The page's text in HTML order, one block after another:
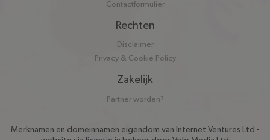
Contactformulier
Rechten
Disclaimer
Privacy & Cookie Policy
Zakelijk
Partner worden?
Merknamen en domeinnamen eigendom van Internet Ventures Ltd -